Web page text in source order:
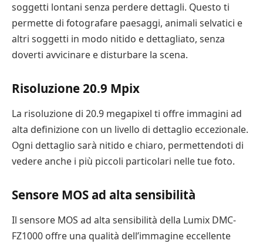
soggetti lontani senza perdere dettagli. Questo ti
permette di fotografare paesaggi, animali selvatici e
altri soggetti in modo nitido e dettagliato, senza
doverti avvicinare e disturbare la scena.
Risoluzione 20.9 Mpix
La risoluzione di 20.9 megapixel ti offre immagini ad
alta definizione con un livello di dettaglio eccezionale.
Ogni dettaglio sarà nitido e chiaro, permettendoti di
vedere anche i più piccoli particolari nelle tue foto.
Sensore MOS ad alta sensibilità
Il sensore MOS ad alta sensibilità della Lumix DMC-
FZ1000 offre una qualità dell’immagine eccellente